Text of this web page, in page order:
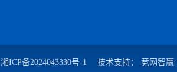
湘ICP备2024043330号-1 技术支持： 竞网智赢